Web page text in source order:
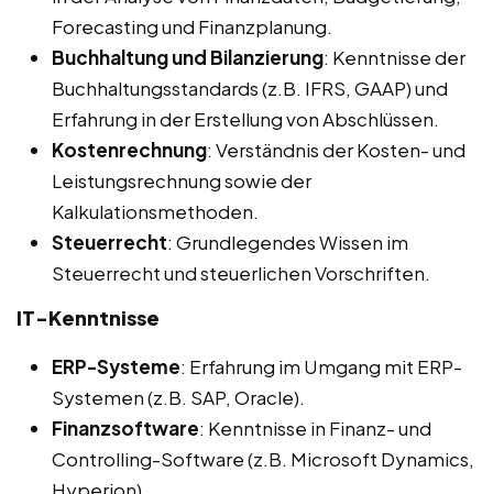
Forecasting und Finanzplanung.
Buchhaltung und Bilanzierung: Kenntnisse der
Buchhaltungsstandards (z.B. IFRS, GAAP) und
Erfahrung in der Erstellung von Abschlüssen.
Kostenrechnung: Verständnis der Kosten- und
Leistungsrechnung sowie der
Kalkulationsmethoden.
Steuerrecht: Grundlegendes Wissen im
Steuerrecht und steuerlichen Vorschriften.
IT-Kenntnisse
ERP-Systeme: Erfahrung im Umgang mit ERP-
Systemen (z.B. SAP, Oracle).
Finanzsoftware: Kenntnisse in Finanz- und
Controlling-Software (z.B. Microsoft Dynamics,